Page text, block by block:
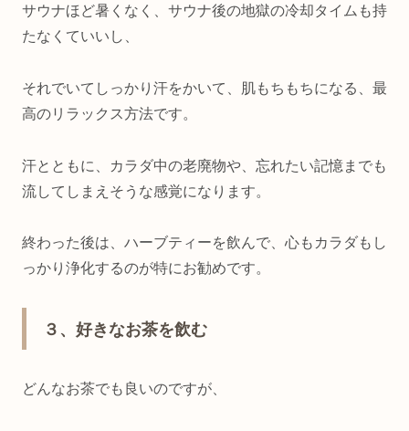
サウナほど暑くなく、サウナ後の地獄の冷却タイムも持
たなくていいし、
それでいてしっかり汗をかいて、肌もちもちになる、最
高のリラックス方法です。
汗とともに、カラダ中の老廃物や、忘れたい記憶までも
流してしまえそうな感覚になります。
終わった後は、ハーブティーを飲んで、心もカラダもし
っかり浄化するのが特にお勧めです。
３、好きなお茶を飲む
どんなお茶でも良いのですが、